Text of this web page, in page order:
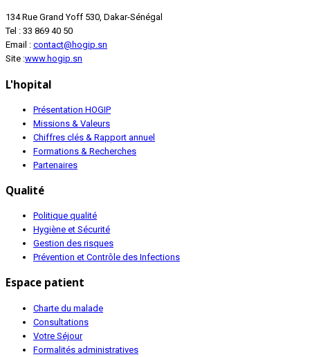
134 Rue Grand Yoff 530, Dakar-Sénégal
Tel : 33 869 40 50
Email : contact@hogip.sn
Site :www.hogip.sn
L'hopital
Présentation HOGIP
Missions & Valeurs
Chiffres clés & Rapport annuel
Formations & Recherches
Partenaires
Qualité
Politique qualité
Hygiène et Sécurité
Gestion des risques
Prévention et Contrôle des Infections
Espace patient
Charte du malade
Consultations
Votre Séjour
Formalités administratives